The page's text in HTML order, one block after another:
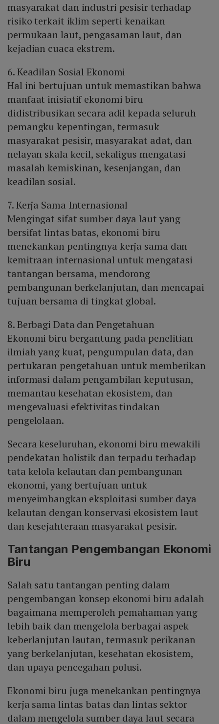
masyarakat dan industri pesisir terhadap
risiko terkait iklim seperti kenaikan
permukaan laut, pengasaman laut, dan
kejadian cuaca ekstrem.
6. Keadilan Sosial Ekonomi
Hal ini bertujuan untuk memastikan bahwa
manfaat inisiatif ekonomi biru
didistribusikan secara adil kepada seluruh
pemangku kepentingan, termasuk
masyarakat pesisir, masyarakat adat, dan
nelayan skala kecil, sekaligus mengatasi
masalah kemiskinan, kesenjangan, dan
keadilan sosial.
7. Kerja Sama Internasional
Mengingat sifat sumber daya laut yang
bersifat lintas batas, ekonomi biru
menekankan pentingnya kerja sama dan
kemitraan internasional untuk mengatasi
tantangan bersama, mendorong
pembangunan berkelanjutan, dan mencapai
tujuan bersama di tingkat global.
8. Berbagi Data dan Pengetahuan
Ekonomi biru bergantung pada penelitian
ilmiah yang kuat, pengumpulan data, dan
pertukaran pengetahuan untuk memberikan
informasi dalam pengambilan keputusan,
memantau kesehatan ekosistem, dan
mengevaluasi efektivitas tindakan
pengelolaan.
Secara keseluruhan, ekonomi biru mewakili
pendekatan holistik dan terpadu terhadap
tata kelola kelautan dan pembangunan
ekonomi, yang bertujuan untuk
menyeimbangkan eksploitasi sumber daya
kelautan dengan konservasi ekosistem laut
dan kesejahteraan masyarakat pesisir.
Tantangan Pengembangan Ekonomi
Biru
Salah satu tantangan penting dalam
pengembangan konsep ekonomi biru adalah
bagaimana memperoleh pemahaman yang
lebih baik dan mengelola berbagai aspek
keberlanjutan lautan, termasuk perikanan
yang berkelanjutan, kesehatan ekosistem,
dan upaya pencegahan polusi.
Ekonomi biru juga menekankan pentingnya
kerja sama lintas batas dan lintas sektor
dalam mengelola sumber daya laut secara